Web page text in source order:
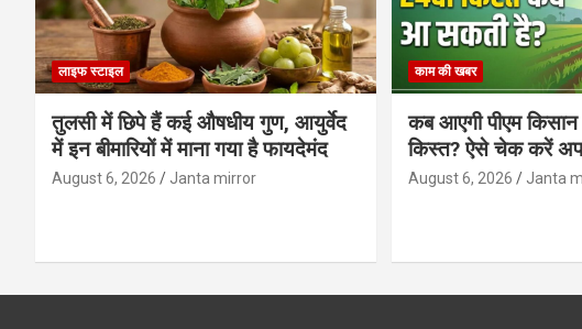
लाइफ स्टाइल
तुलसी में छिपे हैं कई औषधीय गुण, आयुर्वेद
में इन बीमारियों में माना गया है फायदेमंद
August 6, 2026 Janta mirror
काम की खबर
कब आएगी पीएम किसान
किस्त? ऐसे चेक करें
August 6, 2026 Janta